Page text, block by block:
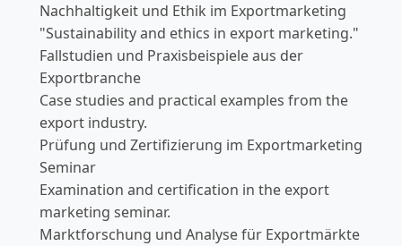
Nachhaltigkeit und Ethik im Exportmarketing
"Sustainability and ethics in export marketing."
Fallstudien und Praxisbeispiele aus der
Exportbranche
Case studies and practical examples from the
export industry.
Prüfung und Zertifizierung im Exportmarketing
Seminar
Examination and certification in the export
marketing seminar.
Marktforschung und Analyse für Exportmärkte